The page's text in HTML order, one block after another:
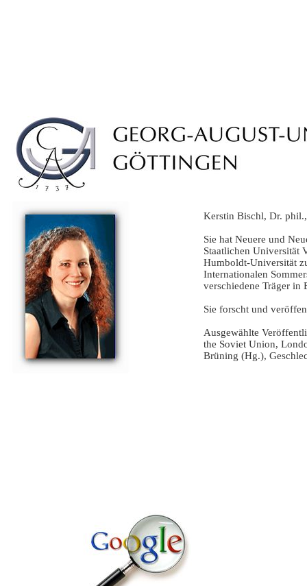
Kerstin Bischl, Dr.
Sie hat Neuere und
Staatlichen Universität
Humboldt-Universität
Internationalen
verschiedene Träger in
Sie forscht und
Ausgewählte
the Soviet Union,
Brüning (Hg.),